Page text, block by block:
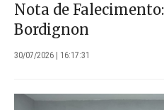
Nota de
Bordignon
30/07/2026 | 16:17:31